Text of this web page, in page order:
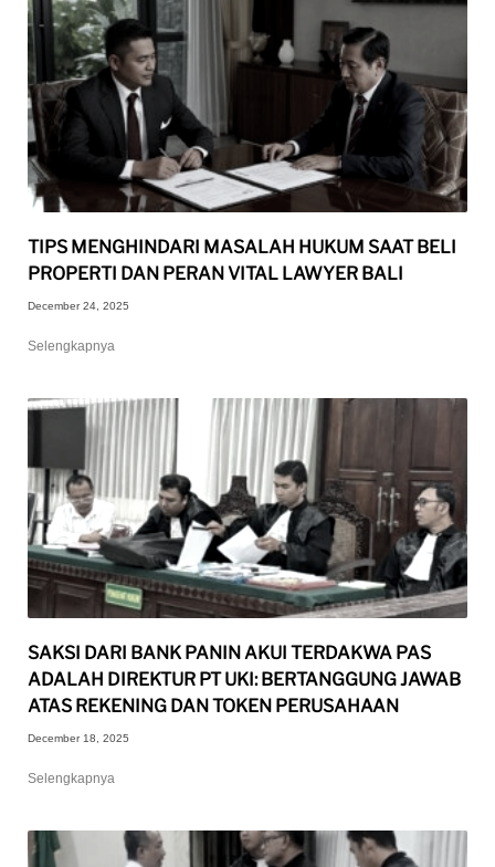
TIPS MENGHINDARI MASALAH HUKUM SAAT BELI
PROPERTI DAN PERAN VITAL LAWYER BALI
December 24, 2025
Selengkapnya
SAKSI DARI BANK PANIN AKUI TERDAKWA PAS
ADALAH DIREKTUR PT UKI: BERTANGGUNG JAWAB
ATAS REKENING DAN TOKEN PERUSAHAAN
December 18, 2025
Selengkapnya